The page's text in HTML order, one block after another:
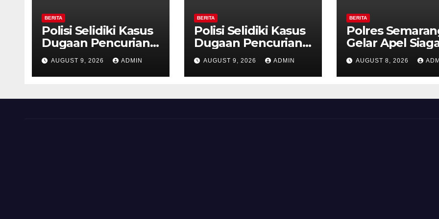
BERITA
Polisi Selidiki Kasus
Dugaan Pencurian
dengan Kekerasan
di Counter HP Royal
Phone Ambarawa.
AUGUST 9, 2026 ADMIN
BERITA
Polisi Selidiki Kasus
Dugaan Pencurian
dengan Kekerasan
di Counter HP Royal
Phone Ambarawa.
AUGUST 9, 2026 ADMIN
BERITA
Polres
Gelar Apel
Karhutla,
Tekankan
dan
AUGUST 8, 2026